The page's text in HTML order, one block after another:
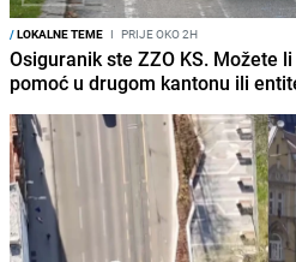
/LOKALNE TEME I PRIJE OKO 2H
Osiguranik ste ZZO KS. Možete
pomoć u drugom kantonu ili